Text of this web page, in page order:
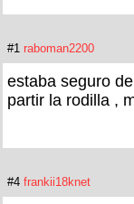
#1 raboman2200
estaba seguro
partir la rodilla ,
#4 frankii18knet